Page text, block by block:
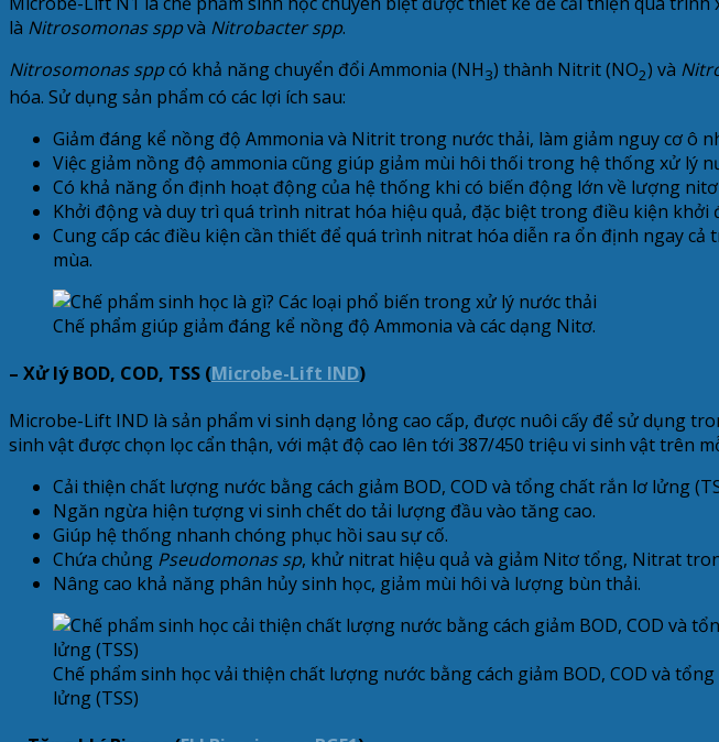
là Nitrosomonas sppvà Nitrobacter spp.
Nitrosomonas sppcó khả năng chuyển đổi Ammonia (NH3) thành Nitrit (NO2) và
hóa. Sử dụng sản phẩm có các lợi ích sau:
Giảm đáng kể nồng độ Ammonia và Nitrit trong nước thải, làm giảm nguy cơ ô
Việc giảm nồng độ ammonia cũng giúp giảm mùi hôi thối trong hệ thống xử lý
Có khả năng ổn định hoạt động của hệ thống khi có biến động lớn về lượng
Khởi động và duy trì quá trình nitrat hóa hiệu quả, đặc biệt trong điều kiện
Cung cấp các điều kiện cần thiết để quá trình nitrat hóa diễn ra ổn định ngay
mùa.
Chế phẩm giúp giảm đáng kể nồng độ Ammonia và các dạng Nitơ.
– Xử lý BOD, COD, TSS (Microbe-Lift IND)
Microbe-Lift IND là sản phẩm vi sinh dạng lỏng cao cấp, được nuôi cấy để sử dụng
sinh vật được chọn lọc cẩn thận, với mật độ cao lên tới 387/450 triệu vi sinh vật trên
Cải thiện chất lượng nước bằng cách giảm BOD, COD và tổng chất rắn lơ lửng
Ngăn ngừa hiện tượng vi sinh chết do tải lượng đầu vào tăng cao.
Giúp hệ thống nhanh chóng phục hồi sau sự cố.
Chứa chủng Pseudomonas sp, khử nitrat hiệu quả và giảm Nitơ tổng, Nitrat
Nâng cao khả năng phân hủy sinh học, giảm mùi hôi và lượng bùn thải.
Chế phẩm sinh học vải thiện chất lượng nước bằng cách giảm BOD, COD và
lửng (TSS)